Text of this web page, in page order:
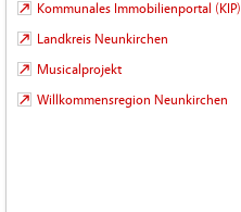
Kommunales Immobilienportal (KIP)
Landkreis Neunkirchen
Musicalprojekt
Willkommensregion Neunkirchen